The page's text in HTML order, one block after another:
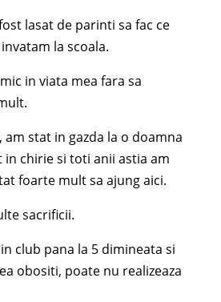
lasat de parinti sa fac ce
la scoala.
in viata mea fara sa
stat in gazda la o doamna
in chirie si toti anii astia am
foarte mult sa ajung aici.
sacrificii.
club pana la 5 dimineata si
obositi, poate nu realizeaza